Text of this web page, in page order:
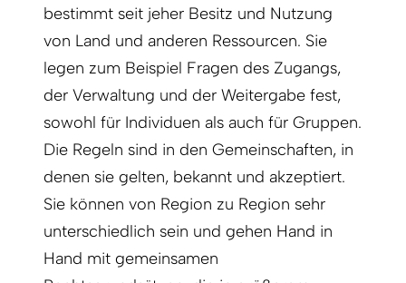
bestimmt seit jeher Besitz und Nutzung
von Land und anderen Ressourcen. Sie
legen zum Beispiel Fragen des Zugangs,
der Verwaltung und der Weitergabe fest,
sowohl für Individuen als auch für Gruppen.
Die Regeln sind in den Gemeinschaften, in
denen sie gelten, bekannt und akzeptiert.
Sie können von Region zu Region sehr
unterschiedlich sein und gehen Hand in
Hand mit gemeinsamen